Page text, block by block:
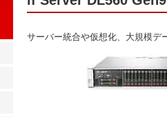
サーバー統合や仮想化、大規模デ